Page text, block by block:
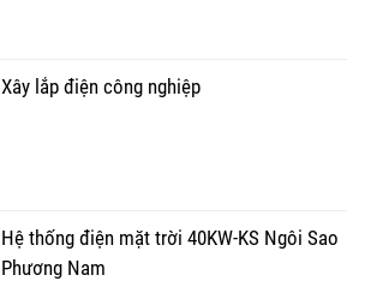
Xây lắp điện công nghiệp
Hệ thống điện mặt trời 40KW-KS Ngôi Sao
Phương Nam